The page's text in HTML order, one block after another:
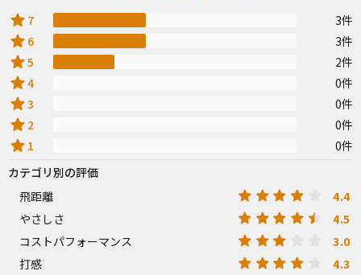
star 7 3件
star 6 3件
star5 2件
star4 0件
star3 0件
star 2 0件
star 1
0件
カテゴリ別の評価
飛距離
4.4
やさしさ 4.5
コストパフォーマンス 3.0
打感 4.3